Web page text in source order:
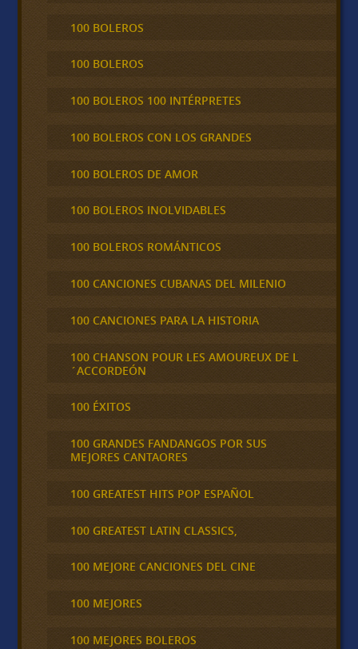
100 BOLEROS
100 BOLEROS
100 BOLEROS 100 INTÉRPRETES
100 BOLEROS CON LOS GRANDES
100 BOLEROS DE AMOR
100 BOLEROS INOLVIDABLES
100 BOLEROS ROMÁNTICOS
100 CANCIONES CUBANAS DEL MILENIO
100 CANCIONES PARA LA HISTORIA
100 CHANSON POUR LES AMOUREUX DE L
´ACCORDEÓN
100 ÉXITOS
100 GRANDES FANDANGOS POR SUS
MEJORES CANTAORES
100 GREATEST HITS POP ESPAÑOL
100 GREATEST LATIN CLASSICS,
100 MEJORE CANCIONES DEL CINE
100 MEJORES
100 MEJORES BOLEROS